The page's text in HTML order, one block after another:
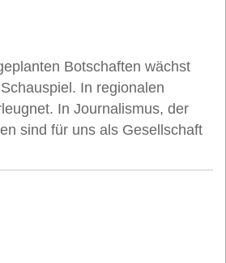
Botschaften wächst
In regionalen
In Journalismus, der
sind für uns als Gesellschaft